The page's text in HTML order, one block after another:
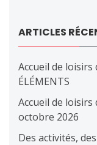
ARTICLES
Accueil de loisirs
ÉLÉMENTS
Accueil de
octobre 2026
Des activités,